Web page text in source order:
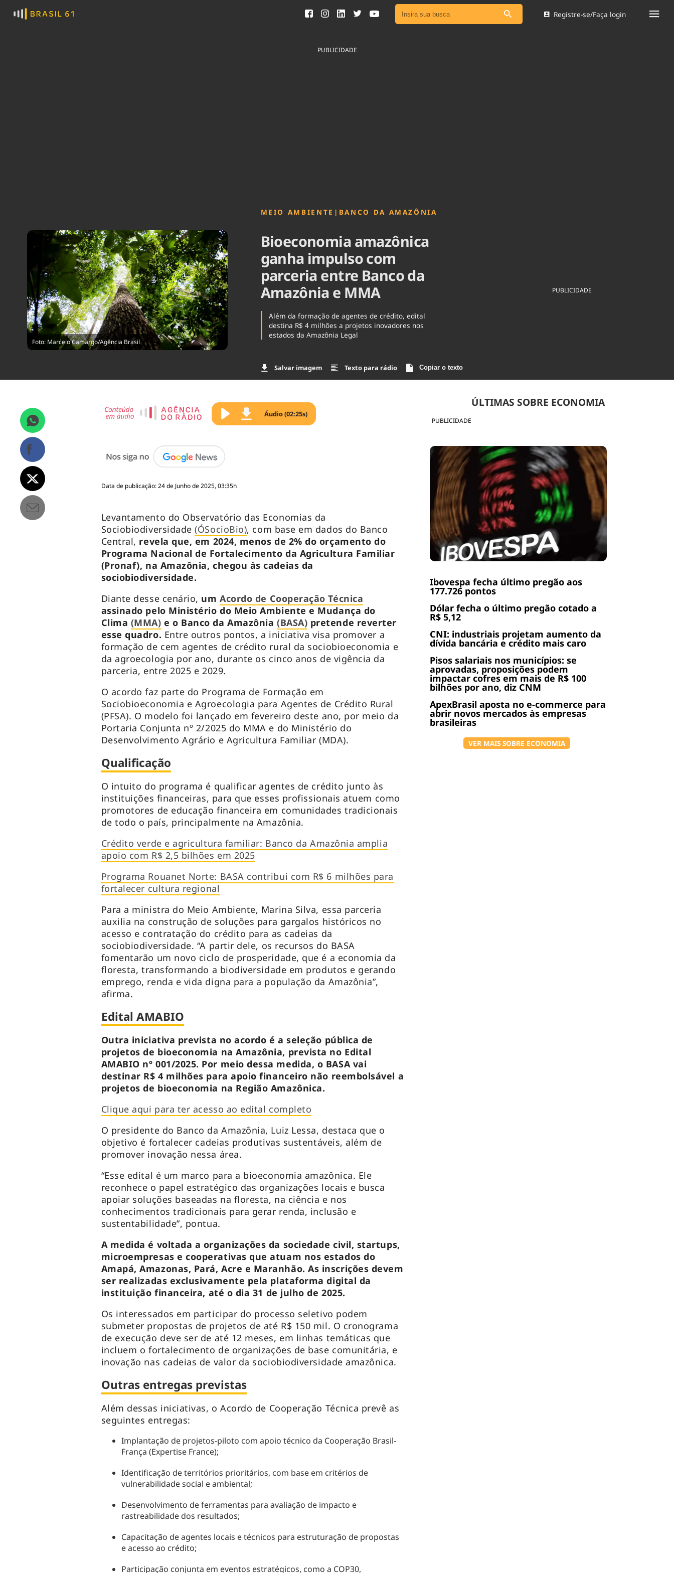
Ver todas as notícias
Brasil
Cinema
Registre-se/Faça login
PUBLICIDADE
Foto: Marcelo Camargo/Agência Brasil
MEIO AMBIENTE | BANCO DA AMAZÔNIA
Bioeconomia amazônica
ganha impulso com
parceria entre Banco da
Amazônia e MMA
Além da formação de agentes de crédito, edital
destina R$ 4 milhões a projetos inovadores nos
estados da Amazônia Legal
Salvar imagem Texto para rádio Copiar o texto
PUBLICIDADE
PUBLICIDADE
ÚLTIMAS SOBRE ECONOMIA
Ibovespa fecha último pregão aos
177.726 pontos
Dólar fecha o último pregão cotado a
R$ 5,12
CNI: industriais projetam aumento da
dívida bancária e crédito mais caro
Pisos salariais nos municípios: se
aprovadas, proposições podem
impactar cofres em mais de R$ 100
bilhões por ano, diz CNM
ApexBrasil aposta no e-commerce para
abrir novos mercados às empresas
brasileiras
VER MAIS SOBRE ECONOMIA
Áudio (02:25s)
Data de publicação: 24 de Junho de 2025, 03:35h
Levantamento do Observatório das Economias da
Sociobiodiversidade(ÓSocioBio), com base em dados do Banco
Central, revela que, em 2024, menos de 2% do orçamento do
Programa Nacional de Fortalecimento da Agricultura Familiar
(Pronaf), na Amazônia, chegou às cadeias da
sociobiodiversidade.
Diante desse cenário, umAcordo de Cooperação Técnica
assinado pelo Ministério do Meio Ambiente e Mudança do
Clima (MMA) e o Banco da Amazônia (BASA) pretende reverter
esse quadro. Entre outros pontos, a iniciativa visa promover a
formação de cem agentes de crédito rural da sociobioeconomia e
da agroecologia por ano, durante os cinco anos de vigência da
parceria, entre 2025 e 2029.
O acordo faz parte do Programa de Formação em
Sociobioeconomia e Agroecologia para Agentes de Crédito Rural
(PFSA). O modelo foi lançado em fevereiro deste ano, por meio da
Portaria Conjunta nº 2/2025 do MMA e do Ministério do
Desenvolvimento Agrário e Agricultura Familiar (MDA).
Qualificação
O intuito do programa é qualificar agentes de crédito junto às
instituições financeiras, para que esses profissionais atuem como
promotores de educação financeira em comunidades tradicionais
de todo o país, principalmente na Amazônia.
Crédito verde e agricultura familiar: Banco da Amazônia amplia
apoio com R$ 2,5 bilhões em 2025
Programa Rouanet Norte: BASA contribui com R$ 6 milhões para
fortalecer cultura regional
Para a ministra do Meio Ambiente, Marina Silva, essa parceria
auxilia na construção de soluções para gargalos históricos no
acesso e contratação do crédito para as cadeias da
sociobiodiversidade. “A partir dele, os recursos do BASA
fomentarão um novo ciclo de prosperidade, que é a economia da
floresta, transformando a biodiversidade em produtos e gerando
emprego, renda e vida digna para a população da Amazônia”,
afirma.
Edital AMABIO
Outra iniciativa prevista no acordo é a seleção pública de
projetos de bioeconomia na Amazônia, prevista no Edital
AMABIO nº 001/2025. Por meio dessa medida, o BASA vai
destinar R$ 4 milhões para apoio financeiro não reembolsável a
projetos de bioeconomia na Região Amazônica.
Clique aqui para ter acesso ao edital completo
O presidente do Banco da Amazônia, Luiz Lessa, destaca que o
objetivo é fortalecer cadeias produtivas sustentáveis, além de
promover inovação nessa área.
“Esse edital é um marco para a bioeconomia amazônica. Ele
reconhece o papel estratégico das organizações locais e busca
apoiar soluções baseadas na floresta, na ciência e nos
conhecimentos tradicionais para gerar renda, inclusão e
sustentabilidade”, pontua.
A medida é voltada a organizações da sociedade civil, startups,
microempresas e cooperativas que atuam nos estados do
Amapá, Amazonas, Pará, Acre e Maranhão. As inscrições devem
ser realizadas exclusivamente pela plataforma digital da
instituição financeira, até o dia 31 de julho de 2025.
Os interessados em participar do processo seletivo podem
submeter propostas de projetos de até R$ 150 mil. O cronograma
de execução deve ser de até 12 meses, em linhas temáticas que
incluem o fortalecimento de organizações de base comunitária, e
inovação nas cadeias de valor da sociobiodiversidade amazônica.
Outras entregas previstas
Além dessas iniciativas, o Acordo de Cooperação Técnica prevê as
seguintes entregas:
Implantação de projetos-piloto com apoio técnico da Cooperação Brasil-
França (Expertise France);
Identificação de territórios prioritários, com base em critérios de
vulnerabilidade social e ambiental;
Desenvolvimento de ferramentas para avaliação de impacto e
rastreabilidade dos resultados;
Capacitação de agentes locais e técnicos para estruturação de propostas
e acesso ao crédito;
Participação conjunta em eventos estratégicos, como a COP30,